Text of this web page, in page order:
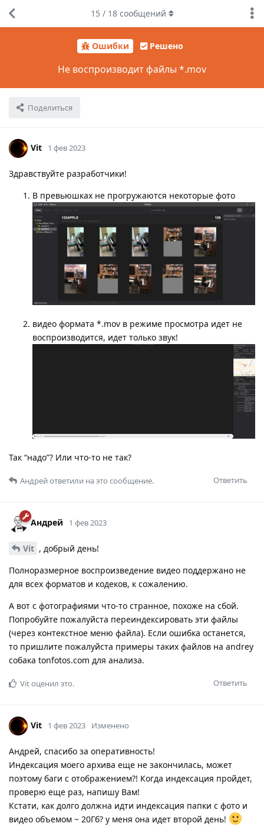
Ошибки Решено
Не воспроизводит файлы *.mov
Поделиться
15 / 18сообщений
Vit 1 фев 2023
Здравствуйте разработчики!
В превьюшках не прогружаются некоторые фото
видео формата *.mov в режиме просмотра идет не
воспроизводится, идет только звук!
Так “надо”? Или что-то не так?
Ответить
Андрейответили на это сообщение.
Андрей 1 фев 2023
Vit , добрый день!
Полноразмерное воспроизведение видео поддержано не
для всех форматов и кодеков, к сожалению.
А вот с фотографиями что-то странное, похоже на сбой.
Попробуйте пожалуйста переиндексировать эти файлы
(через контекстное меню файла). Если ошибка останется,
то пришлите пожалуйста примеры таких файлов на andrey
собака tonfotos.com для анализа.
Ответить
Vitоценил это.
Vit 1 фев 2023 Изменено
Андрей, спасибо за оперативность!
Индексация моего архива еще не закончилась, может
поэтому баги с отображением?! Когда индексация пройдет,
проверю еще раз, напишу Вам!
Кстати, как долго должна идти индексация папки с фото и
видео объемом ~ 20Гб? у меня она идет второй день!